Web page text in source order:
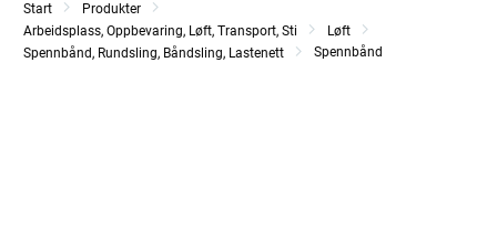
Start
Produkter
Arbeidsplass, Oppbevaring, Løft, Transport, Sti
Løft
Spennbånd, Rundsling, Båndsling, Lastenett
Spennbånd